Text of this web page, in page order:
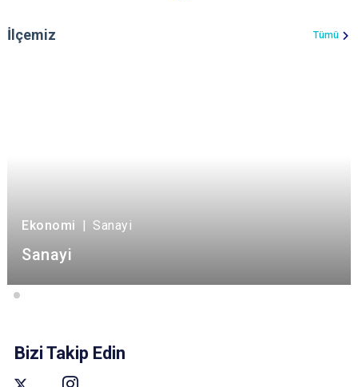
İlçemiz Tümü
Ekonomi | Sanayi
Sanayi
Bizi Takip Edin